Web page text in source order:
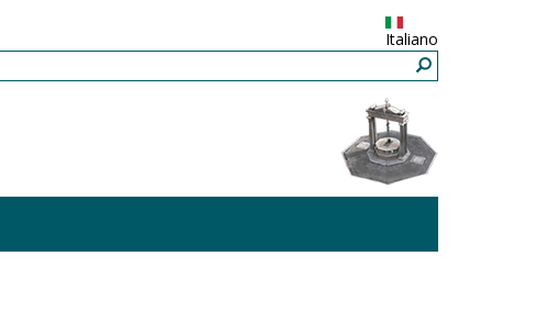
Italiano